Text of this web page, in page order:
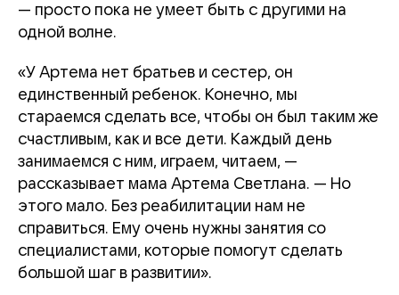
— просто пока не умеет быть с другими на
одной волне.
«У Артема нет братьев и сестер, он
единственный ребенок. Конечно, мы
стараемся сделать все, чтобы он был таким же
счастливым, как и все дети. Каждый день
занимаемся с ним, играем, читаем, —
рассказывает мама Артема Светлана. — Но
этого мало. Без реабилитации нам не
справиться. Ему очень нужны занятия со
специалистами, которые помогут сделать
большой шаг в развитии».